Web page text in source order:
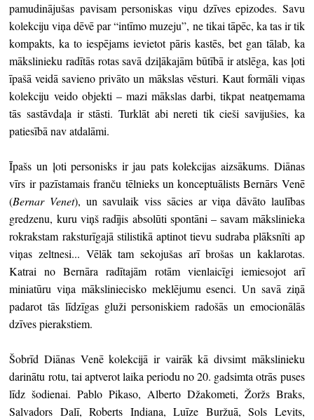
meklēt
pamudinājušas pavisam personiskas viņu dzīves epizodes. Savu
kolekciju viņa dēvē par “intīmo muzeju”, ne tikai tāpēc, ka tas ir tik
kompakts, ka to iespējams ievietot pāris kastēs, bet gan tālab, ka
mākslinieku radītās rotas savā dziļākajām būtībā ir atslēga, kas ļoti
īpašā veidā savieno privāto un mākslas vēsturi. Kaut formāli viņas
kolekciju veido objekti – mazi mākslas darbi, tikpat neatņemama
tās sastāvdaļa ir stāsti. Turklāt abi nereti tik cieši savijušies, ka
patiesībā nav atdalāmi.
Īpašs un ļoti personisks ir jau pats kolekcijas aizsākums. Diānas
vīrs ir pazīstamais franču tēlnieks un konceptuālists Bernārs Venē
(Bernar Venet), un savulaik viss sācies ar viņa dāvāto laulības
gredzenu, kuru viņš radījis absolūti spontāni – savam mākslinieka
rokrakstam raksturīgajā stilistikā aptinot tievu sudraba plāksnīti ap
viņas zeltnesi... Vēlāk tam sekojušas arī brošas un kaklarotas.
Katrai no Bernāra radītajām rotām vienlaicīgi iemiesojot arī
miniatūru viņa māksliniecisko meklējumu esenci. Un savā ziņā
padarot tās līdzīgas gluži personiskiem radošās un emocionālās
dzīves pierakstiem.
Šobrīd Diānas Venē kolekcijā ir vairāk kā divsimt mākslinieku
darinātu rotu, tai aptverot laika periodu no 20. gadsimta otrās puses
līdz šodienai. Pablo Pikaso, Alberto Džakometi, Žoržs Braks,
Salvadors Dalī, Roberts Indiana, Luīze Buržuā, Sols Levits,